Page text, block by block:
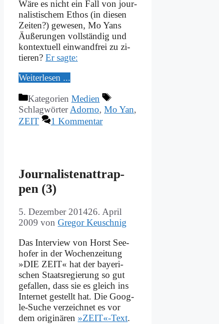
Wä­re es nicht ein Fall von jour­
na­li­sti­schem Ethos (in die­sen
Zei­ten?) ge­we­sen, Mo Yans
Äu­ße­run­gen voll­stän­dig und
kon­tex­tu­ell ein­wand­frei zu zi­
tie­ren? Er sag­te:
Wei­ter­le­sen ...
Kategorien Medien
SchlagwörterAdorno, Mo Yan,
ZEIT
1 Kommentar
Jour­na­li­sten­at­trap­
pen (3)
5. Dezember 201426. April
2009 von Gregor Keuschnig
Das In­ter­view von Horst See­
ho­fer in der Wo­chen­zei­tung
»DIE ZEIT« hat der baye­ri­
schen Staats­re­gie­rung so gut
ge­fal­len, dass sie es gleich ins
In­ter­net ge­stellt hat. Die Goog­
le-Su­che ver­zeich­net es vor
dem ori­gi­nä­ren »ZEIT«-Text.